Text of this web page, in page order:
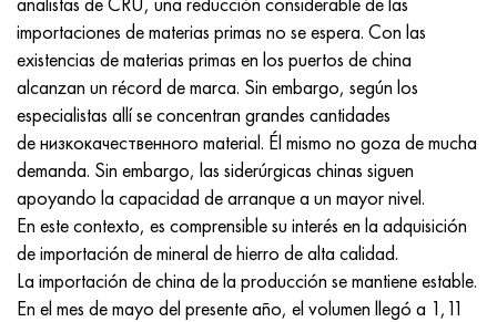
importaciones de materias primas no se espera. Con las
existencias de materias primas en los puertos de china
alcanzan un récord de marca. Sin embargo, según los
especialistas allí se concentran grandes cantidades
de низкокачественного material. Él mismo no goza de mucha
demanda. Sin embargo, las siderúrgicas chinas siguen
apoyando la capacidad de arranque a un mayor nivel.
En este contexto, es comprensible su interés en la adquisición
de importación de mineral de hierro de alta calidad.
La importación de china de la producción se mantiene estable.
En el mes de mayo del presente año, el volumen llegó a 1,11
maraging 250
René 41
Maraging 300
Maraging 350
MP35N
MP159
Aleación 50N
Aleación 50NP
50NHS
Aleación 52N
52K12F
56DGNH
KhN65VMTYu
KhN67MVTYu
KhN68VKTYU
KhN68VMTYUK-vd
KhN70VMTYu
HN73MBTYu
2B
SPT-2 sv
A LAS 3
3M
TL3
5B
1.4542 - 17-4Ph®
Custom 455® - 1.4543 - uns s45500
1.4545 - 15-5Ph®
1.4548 - 17-4Ph®
1.4550 - AISI 347
1.4567 - AISI 304Cu
13X11N2V2MF
15x11mf
15х12vnmf
15Х12Н2MVFAB
15X16K5N2MVFAB
15X16H2AM
C65500, CuAl11Fe3
C65620, CuSi3Fe2Zn3
C65100, CuSi1.5
Bronce estaño-plomo
c92200, CuSn6Zn4Pb2
AC14, 11SMnPb30
20G, 20mn5
20XH3A, AISI 4320, 20hn3a
20HM, 24CrMo5, 20hm
25KhGM, 20CrMo5, 1.7264
30X, AISI 5130, 30h
R12F3, 1.3318, sw12
P18, 1,3355, hs18-0-1, sw18
Acero carbono
10,1.1645, C105W1
11G12, 110G13L, X120Mn12